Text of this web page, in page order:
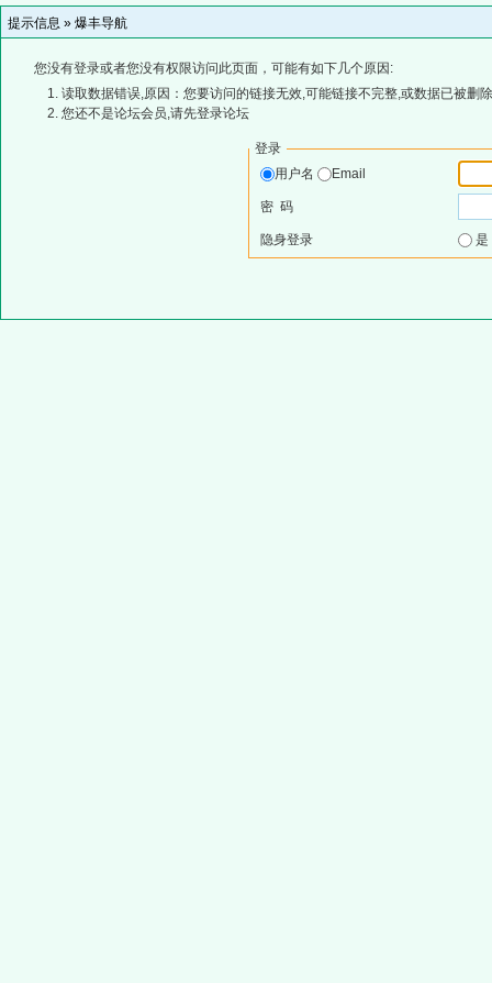
提示信息 » 爆丰导航
您没有登录或者您没有权限访问此页面，可能有如下几个原因:
读取数据错误,原因：您要访问的链接无效,可能链接不完整,或数据已被删
您还不是论坛会员,请先登录论坛
登录
用户名
Email
密 码
隐身登录